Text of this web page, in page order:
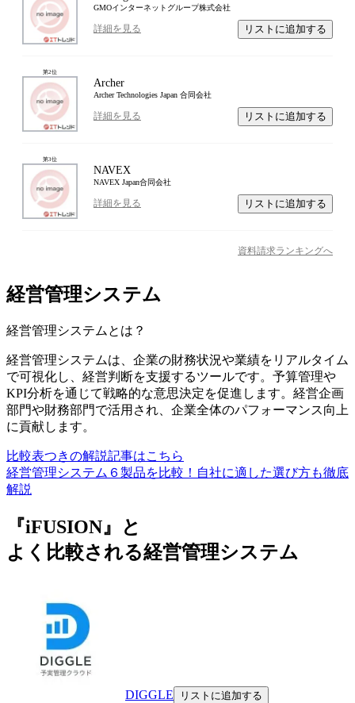
GMOインターネットグループ株式会社
詳細を見る リストに追加する
第2位
Archer
Archer Technologies Japan 合同会社
詳細を見る リストに追加する
第3位
NAVEX
NAVEX Japan合同会社
詳細を見る リストに追加する
資料請求ランキングへ
経営管理システム
経営管理システム とは？
経営管理システムは、企業の財務状況や業績をリアルタイム
で可視化し、経営判断を支援するツールです。予算管理や
KPI分析を通じて戦略的な意思決定を促進します。経営企画
部門や財務部門で活用され、企業全体のパフォーマンス向上
に貢献します。
比較表つきの解説記事はこちら
経営管理システム６製品を比較！自社に適した選び方も徹底
解説
『iFUSION』と
よく比較される経営管理システム
DIGGLE リストに追加する